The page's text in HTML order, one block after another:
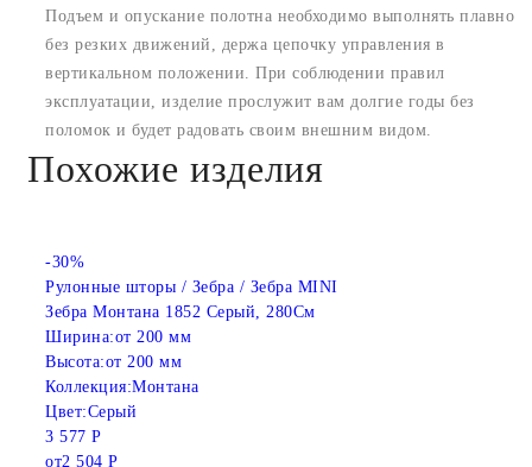
Подъем и опускание полотна необходимо выполнять плавно
без резких движений, держа цепочку управления в
вертикальном положении. При соблюдении правил
эксплуатации, изделие прослужит вам долгие годы без
поломок и будет радовать своим внешним видом.
Похожие изделия
-30%
Рулонные шторы / Зебра / Зебра MINI
Зебра Монтана 1852 Серый, 280См
Ширина:от 200 мм
Высота:от 200 мм
Коллекция:Монтана
Цвет:Серый
3 577 Р
от2 504 Р